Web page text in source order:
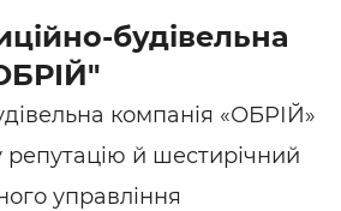
будівельна
компанія «ОБРІЙ»
й шестирічний
управління